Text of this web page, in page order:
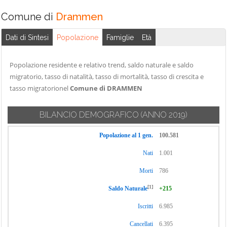
Comune di Drammen
Dati di Sintesi Popolazione Famiglie Età
Popolazione residente e relativo trend, saldo naturale e saldo
migratorio, tasso di natalità, tasso di mortalità, tasso di crescita e
tasso migratorionelComune di DRAMMEN
BILANCIO DEMOGRAFICO (ANNO 2019)
Popolazione al 1 gen. 100.581
Nati 1.001
Morti 786
Saldo Naturale[1] +215
Iscritti 6.985
Cancellati 6.395